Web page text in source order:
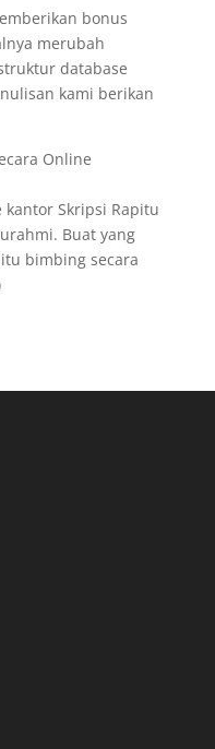
bonus
merubah
database
kami berikan
Online
Skripsi Rapitu
Buat yang
bimbing secara